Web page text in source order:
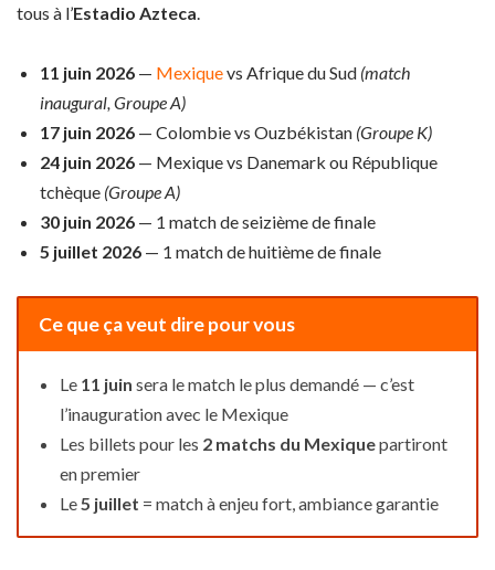
tous à l’Estadio Azteca
11 juin 2026 — Mexiquevs Afrique du Sud (match
inaugural, Groupe A)
17 juin 2026 — Colombie vs Ouzbékistan (Groupe K)
24 juin 2026 — Mexique vs Danemark ou République
tchèque (Groupe A)
30 juin 2026 — 1 match de seizième de finale
5 juillet 2026 — 1 match de huitième de finale
Ce que ça veut dire pour vous
Le 11 juin sera le match le plus demandé — c’est
l’inauguration avec le Mexique
Les billets pour les 2 matchs du Mexiquepartiront
en premier
Le5 juillet = match à enjeu fort, ambiance garantie